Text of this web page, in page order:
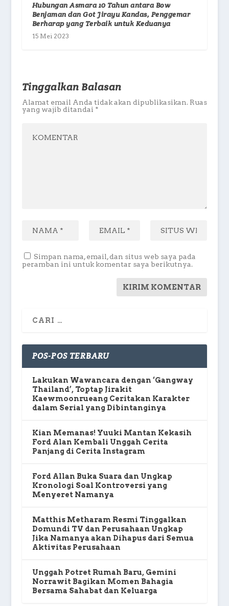
Hubungan Asmara 10 Tahun antara Bow
Benjaman dan Got Jirayu Kandas, Penggemar
Berharap yang Terbaik untuk Keduanya
15 Mei 2023
Tinggalkan Balasan
Alamat email Anda tidak akan dipublikasikan. Ruas
yang wajib ditandai *
Simpan nama, email, dan situs web saya pada
peramban ini untuk komentar saya berikutnya.
POS-POS TERBARU
Lakukan Wawancara dengan ‘Gangway
Thailand’, Toptap Jirakit
Kaewmoonrueang Ceritakan Karakter
dalam Serial yang Dibintanginya
Kian Memanas! Yuuki Mantan Kekasih
Ford Alan Kembali Unggah Cerita
Panjang di Cerita Instagram
Ford Allan Buka Suara dan Ungkap
Kronologi Soal Kontroversi yang
Menyeret Namanya
Matthis Metharam Resmi Tinggalkan
Domundi TV dan Perusahaan Ungkap
Jika Namanya akan Dihapus dari Semua
Aktivitas Perusahaan
Unggah Potret Rumah Baru, Gemini
Norrawit Bagikan Momen Bahagia
Bersama Sahabat dan Keluarga